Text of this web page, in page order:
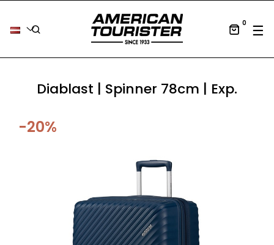
0 ☰
Diablast | Spinner 78cm | Exp.
-20%